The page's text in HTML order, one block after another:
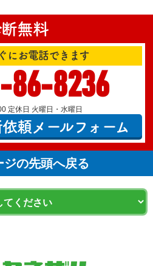
無料
にお電話できます
86-8236
定休日 火曜日・水曜日
頼メールフォーム
ジの先頭へ戻る